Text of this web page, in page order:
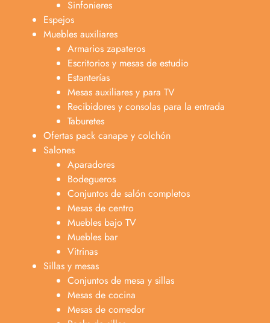
Sinfonieres
Espejos
Muebles auxiliares
Armarios zapateros
Escritorios y mesas de estudio
Estanterías
Mesas auxiliares y para TV
Recibidores y consolas para la entrada
Taburetes
Ofertas pack canape y colchón
Salones
Aparadores
Bodegueros
Conjuntos de salón completos
Mesas de centro
Muebles bajo TV
Muebles bar
Vitrinas
Sillas y mesas
Conjuntos de mesa y sillas
Mesas de cocina
Mesas de comedor